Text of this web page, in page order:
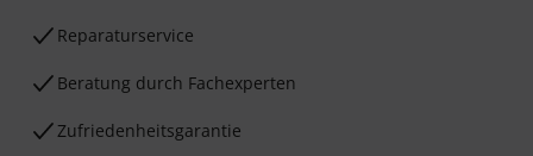
Reparaturservice
Beratung durch Fachexperten
Zufriedenheitsgarantie